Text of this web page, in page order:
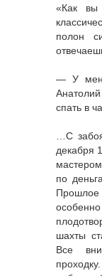
«Как вы
полон
— У
спать в
…С
декабря
по
Прошлое
шахты
Все